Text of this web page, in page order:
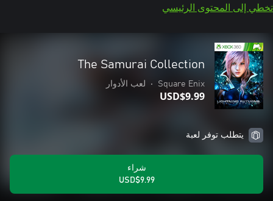
تخطي إلى المحتوى الرئيسي
The Samurai Collection
Square Enix
• لعب الأدوار
USD$9.99
يتطلب توفر لعبة
شراء
USD$9.99